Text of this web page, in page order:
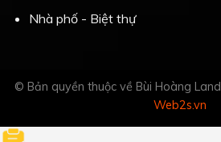
Nhà phố - Biệt thự
© Bản quyền thuộc về Bùi Hoàng Land
Web2s.vn